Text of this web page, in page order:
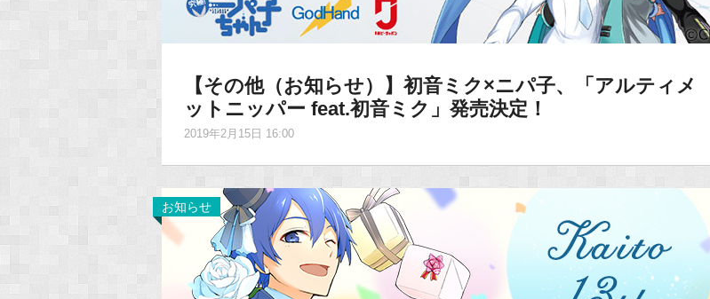
【その他（お知らせ）】初音ミク×ニパ子、「アルティメ
ットニッパー feat.初音ミク」発売決定！
2019年2月15日 16:00
お知らせ